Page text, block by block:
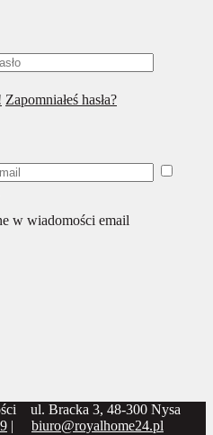
Zapomniałeś hasła?
w wiadomości email
ul. Bracka 3, 48-300 Nysa
| biuro@royalhome24.pl